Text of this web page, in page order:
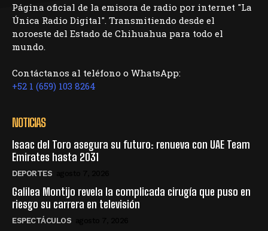
Página oficial de la emisora de radio por internet "La
Única Radio Digital". Transmitiendo desde el
noroeste del Estado de Chihuahua para todo el
mundo.
Contáctanos al teléfono o WhatsApp:
+52 1 (659) 103 8264
NOTICIAS
Isaac del Toro asegura su futuro: renueva con UAE Team
Emirates hasta 2031
DEPORTES
Galilea Montijo revela la complicada cirugía que puso en
riesgo su carrera en televisión
ESPECTÁCULOS